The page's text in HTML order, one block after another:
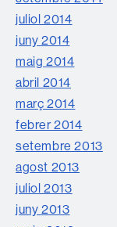
juliol 2014
juny 2014
maig 2014
abril 2014
març 2014
febrer 2014
setembre 2013
agost 2013
juliol 2013
juny 2013